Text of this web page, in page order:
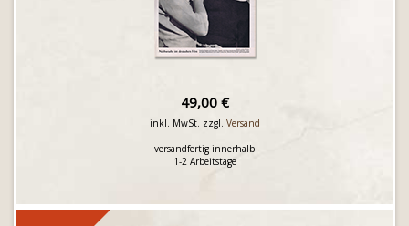
49,00 €
inkl. MwSt. zzgl. Versand
versandfertig innerhalb
1-2 Arbeitstage